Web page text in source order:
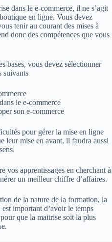
dans le e-commerce, il ne s’agit
en ligne. Vous devez
tenir au courant des mises à
donc des compétences que vous
bases, vous devez sélectionner
suivants
le e-commerce
son e-commerce
pour gérer la mise en ligne
leur mise en avant, il faudra aussi
vos apprentissages en cherchant à
un meilleur chiffre d’affaires.
de la nature de la formation, la
important d’avoir le temps
que la maitrise soit la plus